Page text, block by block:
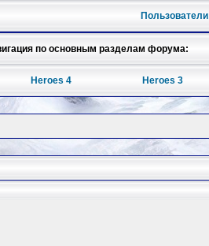
Пользователи
по основным разделам форума:
Heroes 4 Heroes 3